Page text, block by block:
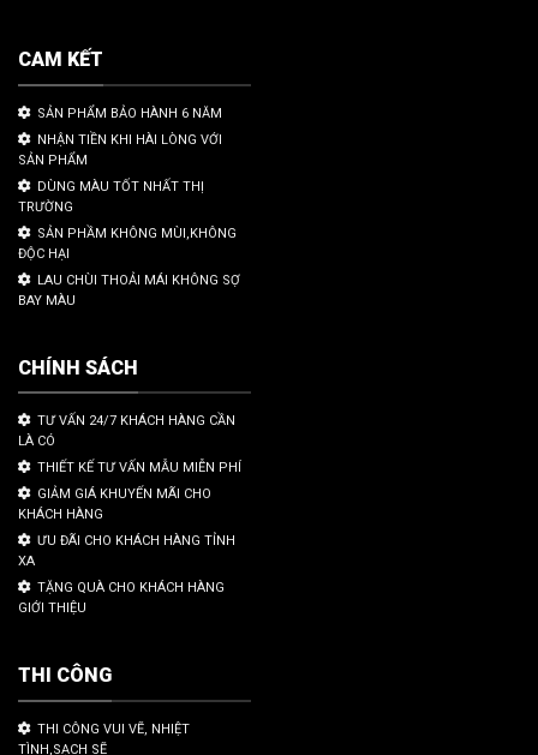
CAM KẾT
SẢN PHẨM BẢO HÀNH 6 NĂM
NHẬN TIỀN KHI HÀI LÒNG VỚI
SẢN PHẨM
DÙNG MÀU TỐT NHẤT THỊ
TRƯỜNG
SẢN PHẦM KHÔNG MÙI,KHÔNG
ĐỘC HẠI
LAU CHÙI THOẢI MÁI KHÔNG SỢ
BAY MÀU
CHÍNH SÁCH
TƯ VẤN 24/7 KHÁCH HÀNG CẦN
LÀ CÓ
THIẾT KẾ TƯ VẤN MẪU MIỄN PHÍ
GIẢM GIÁ KHUYẾN MÃI CHO
KHÁCH HÀNG
ƯU ĐÃI CHO KHÁCH HÀNG TỈNH
XA
TẶNG QUÀ CHO KHÁCH HÀNG
GIỚI THIỆU
THI CÔNG
THI CÔNG VUI VẼ, NHIỆT
TÌNH,SẠCH SẼ